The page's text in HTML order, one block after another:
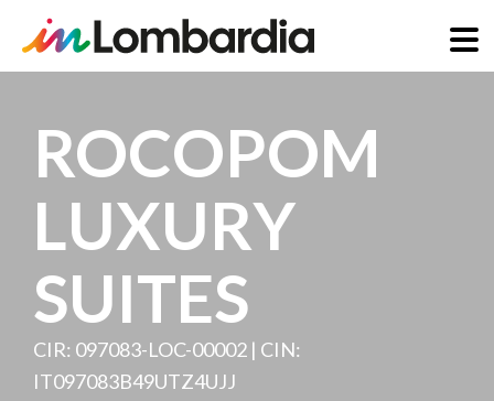
contenuto
principale
ROCOPOM
LUXURY
SUITES
CIR: 097083-LOC-00002 | CIN:
IT097083B49UTZ4UJJ